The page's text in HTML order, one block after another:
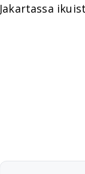
Jakartassa